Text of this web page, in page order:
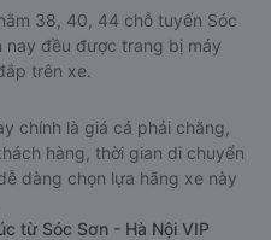
38, 40, 44 chỗ tuyến Sóc
nay đều được trang bị máy
trên xe.
chính là giá cả phải chăng,
hàng, thời gian di chuyển
dàng chọn lựa hãng xe này
từ Sóc Sơn - Hà Nội VIP